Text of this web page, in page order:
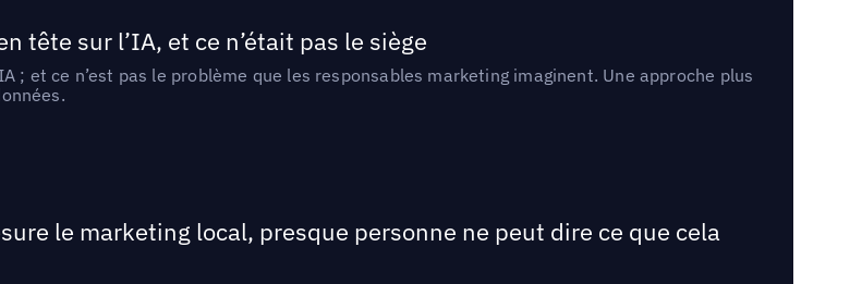
tête sur l’IA, et ce n’était pas le siège
; et ce n’est pas le problème que les responsables marketing imaginent. Une approche plus
le marketing local, presque personne ne peut dire ce que cela